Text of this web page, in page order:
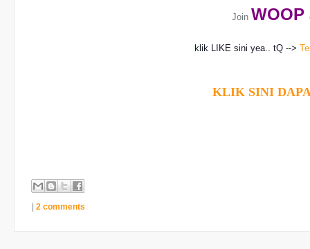
Join WOOP
klik LIKE sini yea.. tQ -->
KLIK SINI
2 comments